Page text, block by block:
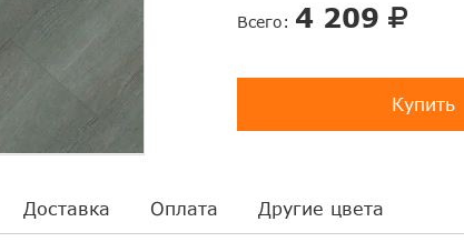
Всего: 4 209
Купить
Доставка Оплата Другие цвета